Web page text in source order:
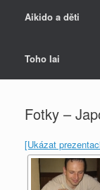
Aikido a děti
Toho Iai
Fotky –
[Ukázat